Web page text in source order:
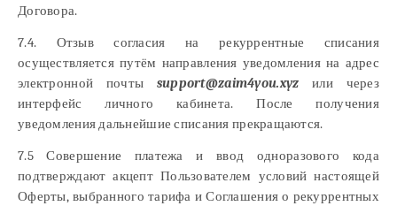
Договора.
7.4. Отзыв согласия на рекуррентные списания
осуществляется путём направления уведомления на адрес
электронной почты support@zaim4you.xyzили через
интерфейс личного кабинета. После получения
уведомления дальнейшие списания прекращаются.
7.5 Совершение платежа и ввод одноразового кода
подтверждают акцепт Пользователем условий настоящей
Оферты, выбранного тарифа и Соглашения о рекуррентных